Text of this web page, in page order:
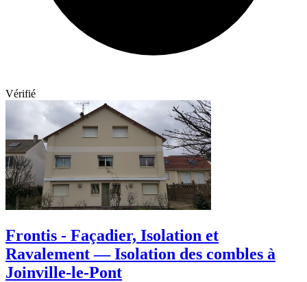
Vérifié
Frontis - Façadier, Isolation et
Ravalement — Isolation des combles à
Joinville-le-Pont